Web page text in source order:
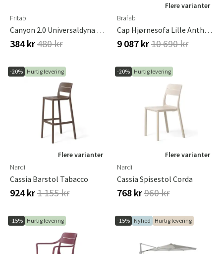
Fritab
Canyon 2.0 Universaldyna Oxfordgrå
384 kr480 kr
Flere varianter
Brafab
Cap Hjørnesofa Lille Anthracite / Brown
9 087 kr10 690 kr
-20% Hurtig levering
Flere varianter
Nardi
Cassia Barstol Tabacco
924 kr1 155 kr
-20% Hurtig levering
Flere varianter
Nardi
Cassia Spisestol Corda
768 kr960 kr
-15% Hurtig levering -15% Nyhed Hurtig levering